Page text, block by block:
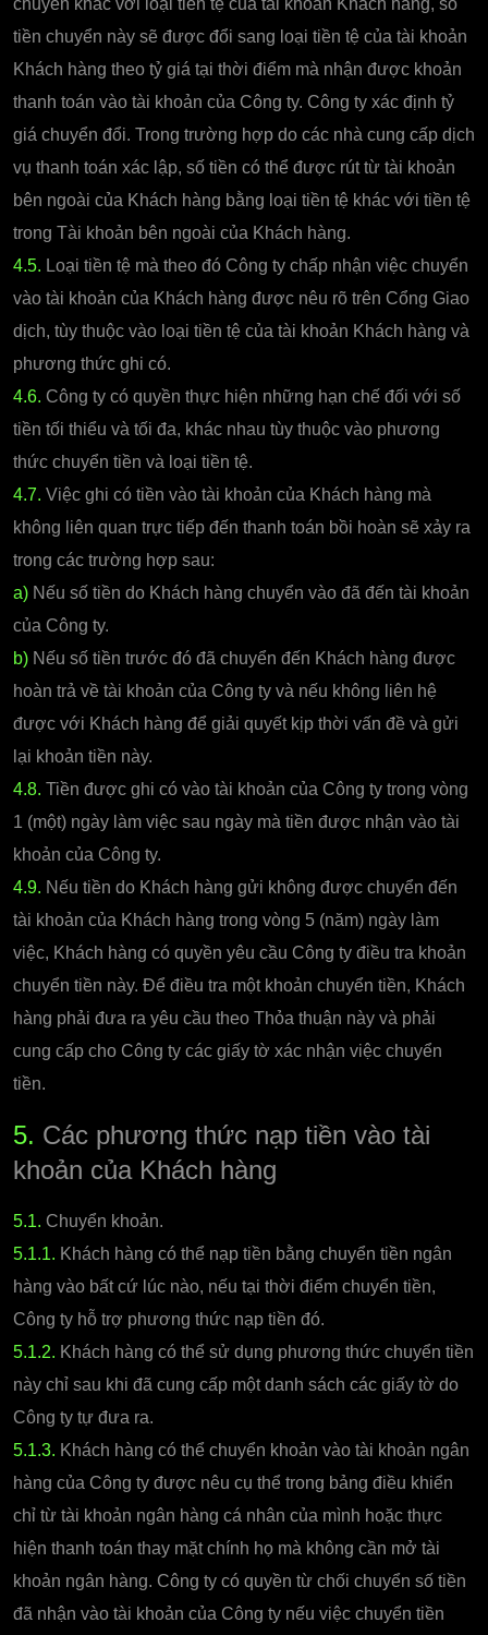
tiền chuyển này sẽ được đổi sang loại tiền tệ của tài khoản
Khách hàng theo tỷ giá tại thời điểm mà nhận được khoản
thanh toán vào tài khoản của Công ty. Công ty xác định tỷ
giá chuyển đổi. Trong trường hợp do các nhà cung cấp dịch
vụ thanh toán xác lập, số tiền có thể được rút từ tài khoản
bên ngoài của Khách hàng bằng loại tiền tệ khác với tiền tệ
trong Tài khoản bên ngoài của Khách hàng.
4.5. Loại tiền tệ mà theo đó Công ty chấp nhận việc chuyển
vào tài khoản của Khách hàng được nêu rõ trên Cổng Giao
dịch, tùy thuộc vào loại tiền tệ của tài khoản Khách hàng và
phương thức ghi có.
4.6. Công ty có quyền thực hiện những hạn chế đối với số
tiền tối thiểu và tối đa, khác nhau tùy thuộc vào phương
thức chuyển tiền và loại tiền tệ.
4.7. Việc ghi có tiền vào tài khoản của Khách hàng mà
không liên quan trực tiếp đến thanh toán bồi hoàn sẽ xảy ra
trong các trường hợp sau:
a) Nếu số tiền do Khách hàng chuyển vào đã đến tài khoản
của Công ty.
b) Nếu số tiền trước đó đã chuyển đến Khách hàng được
hoàn trả về tài khoản của Công ty và nếu không liên hệ
được với Khách hàng để giải quyết kịp thời vấn đề và gửi
lại khoản tiền này.
4.8. Tiền được ghi có vào tài khoản của Công ty trong vòng
1 (một) ngày làm việc sau ngày mà tiền được nhận vào tài
khoản của Công ty.
4.9. Nếu tiền do Khách hàng gửi không được chuyển đến
tài khoản của Khách hàng trong vòng 5 (năm) ngày làm
việc, Khách hàng có quyền yêu cầu Công ty điều tra khoản
chuyển tiền này. Để điều tra một khoản chuyển tiền, Khách
hàng phải đưa ra yêu cầu theo Thỏa thuận này và phải
cung cấp cho Công ty các giấy tờ xác nhận việc chuyển
tiền.
5. Các phương thức nạp tiền vào tài
khoản của Khách hàng
5.1. Chuyển khoản.
5.1.1. Khách hàng có thể nạp tiền bằng chuyển tiền ngân
hàng vào bất cứ lúc nào, nếu tại thời điểm chuyển tiền,
Công ty hỗ trợ phương thức nạp tiền đó.
5.1.2. Khách hàng có thể sử dụng phương thức chuyển tiền
này chỉ sau khi đã cung cấp một danh sách các giấy tờ do
Công ty tự đưa ra.
5.1.3. Khách hàng có thể chuyển khoản vào tài khoản ngân
hàng của Công ty được nêu cụ thể trong bảng điều khiển
chỉ từ tài khoản ngân hàng cá nhân của mình hoặc thực
hiện thanh toán thay mặt chính họ mà không cần mở tài
khoản ngân hàng. Công ty có quyền từ chối chuyển số tiền
đã nhận vào tài khoản của Công ty nếu việc chuyển tiền